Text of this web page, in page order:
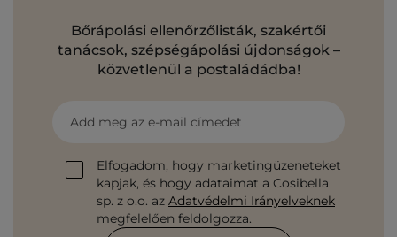
Bőrápolási ellenőrzőlisták, szakértői
tanácsok, szépségápolási újdonságok –
közvetlenül a postaládádba!
Add meg az e-mail címedet
Elfogadom, hogy marketingüzeneteket
kapjak, és hogy adataimat a Cosibella
sp. z o.o. az Adatvédelmi Irányelveknek
megfelelően feldolgozza.